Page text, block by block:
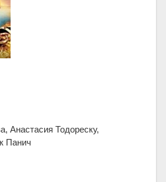
Анастасия Тодореску,
Панич